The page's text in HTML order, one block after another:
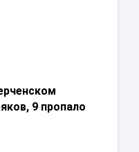
9 пропало